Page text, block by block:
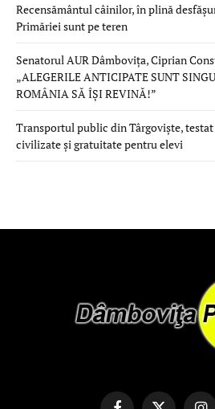
Recensământul câinilor, în plină
Primăriei sunt pe teren
Senatorul AUR Dâmbovița, Ciprian
„ALEGERILE ANTICIPATE SUNT
ROMÂNIA SĂ ÎȘI REVINĂ!”
Transportul public din Târgoviște,
civilizate și gratuitate pentru elevi